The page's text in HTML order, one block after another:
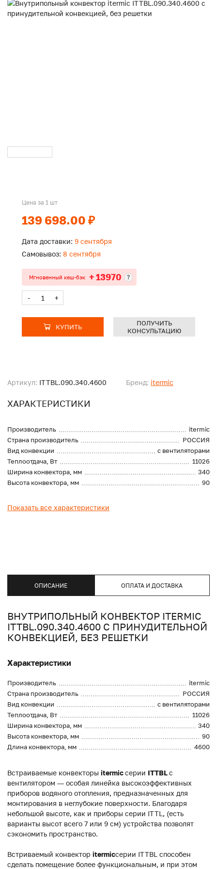
Артикул: ITTBL.090.340.4600 Бренд: itermic
ХАРАКТЕРИСТИКИ
Производитель
itermic
Страна производитель
РОССИЯ
Вид конвекции
с вентиляторами
Теплоотдача, Вт
11026
Ширина конвектора, мм
340
Высота конвектора, мм
90
Показать все характеристики
Цена за 1 шт
139 698.00 ₽
Дата доставки: 9 сентября
Самовывоз: 8 сентября
Мгновенный кеш-бэк + 13970 ?
- +
КУПИТЬ
ПОЛУЧИТЬ
КОНСУЛЬТАЦИЮ
ОПИСАНИЕ ОПЛАТА И ДОСТАВКА
ВНУТРИПОЛЬНЫЙ КОНВЕКТОР ITERMIC
ITTBL.090.340.4600 С ПРИНУДИТЕЛЬНОЙ
КОНВЕКЦИЕЙ, БЕЗ РЕШЕТКИ
Характеристики
Производитель
itermic
Страна производитель
РОССИЯ
Вид конвекции
с вентиляторами
Теплоотдача, Вт
11026
Ширина конвектора, мм
340
Высота конвектора, мм
90
Длина конвектора, мм
4600
Встраиваемые конвекторы itermicсерии ITTBLс
вентилятором — особая линейка высокоэффективных
приборов водяного отопления, предназначенных для
монтирования в неглубокие поверхности. Благодаря
небольшой высоте, как и приборы серии ITTL, (есть
варианты высот всего 7 или 9 см) устройства позволят
сэкономить пространство.
Встриваемый конвектор itermicсерии ITTBL способен
сделать помещение более функциональным, и при этом